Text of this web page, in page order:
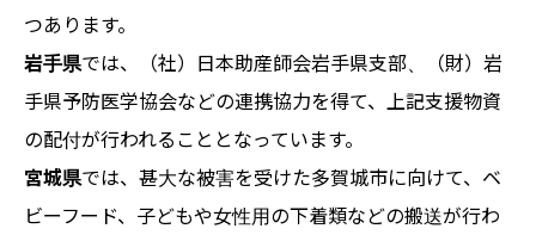
つあります。
岩手県では、（社）日本助産師会岩手県支部、（財）岩
手県予防医学協会などの連携協力を得て、上記支援物資
の配付が行われることとなっています。
宮城県では、甚大な被害を受けた多賀城市に向けて、ベ
ビーフード、子どもや女性用の下着類などの搬送が行わ